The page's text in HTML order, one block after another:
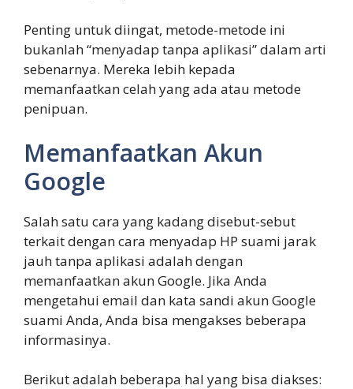
Penting untuk diingat, metode-metode ini
bukanlah “menyadap tanpa aplikasi” dalam arti
sebenarnya. Mereka lebih kepada
memanfaatkan celah yang ada atau metode
penipuan.
Memanfaatkan Akun
Google
Salah satu cara yang kadang disebut-sebut
terkait dengan cara menyadap HP suami jarak
jauh tanpa aplikasi adalah dengan
memanfaatkan akun Google. Jika Anda
mengetahui email dan kata sandi akun Google
suami Anda, Anda bisa mengakses beberapa
informasinya.
Berikut adalah beberapa hal yang bisa diakses: